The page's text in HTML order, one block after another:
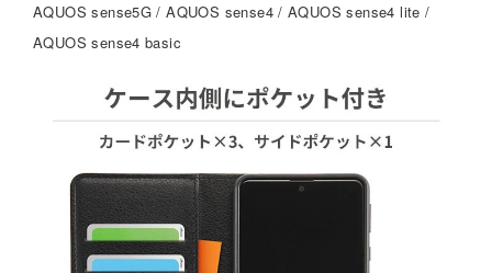
AQUOS sense5G / AQUOS sense4 / AQUOS sense4 lite /
AQUOS sense4 basic